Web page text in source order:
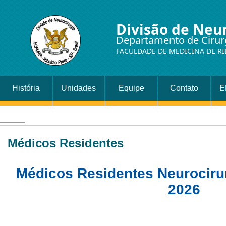
Divisão de
Departamento de
FACULDADE DE MEDICINA DE
História Unidades Equipe Contato
Médicos Residentes
Médicos Residentes
2026